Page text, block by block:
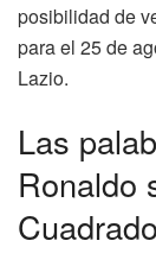
posibilidad de
para el 25 de
Lazio.
Las
Ronaldo
Cuadrado